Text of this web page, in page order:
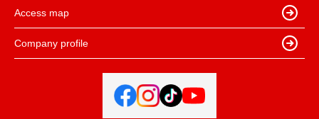
Access map
Company profile